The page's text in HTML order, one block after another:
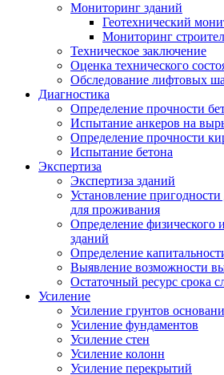
Мониторинг зданий
Геотехнический
Мониторинг
Техническое заключение
Оценка технического
Обследование лифтовых
Диагностика
Определение прочности
Испытание анкеров на
Определение прочности
Испытание бетона
Экспертиза
Экспертиза зданий
Установление
для проживания
Определение физического
зданий
Определение
Выявление возможности
Остаточный ресурс срока
Усиление
Усиление грунтов
Усиление фундаментов
Усиление стен
Усиление колонн
Усиление перекрытий